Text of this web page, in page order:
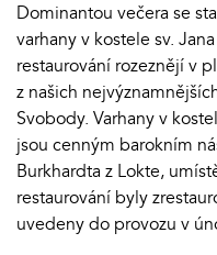
Dominantou večera se
varhany v kostele sv.
restaurování rozeznějí v
z našich
Svobody. Varhany v
jsou cenným barokním
Burkhardta z Lokte,
restaurování byly
uvedeny do provozu v